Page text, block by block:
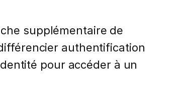
supplémentaire de
authentification
pour accéder à un